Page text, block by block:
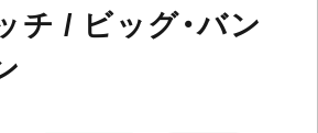
チ / ビッグ・バン